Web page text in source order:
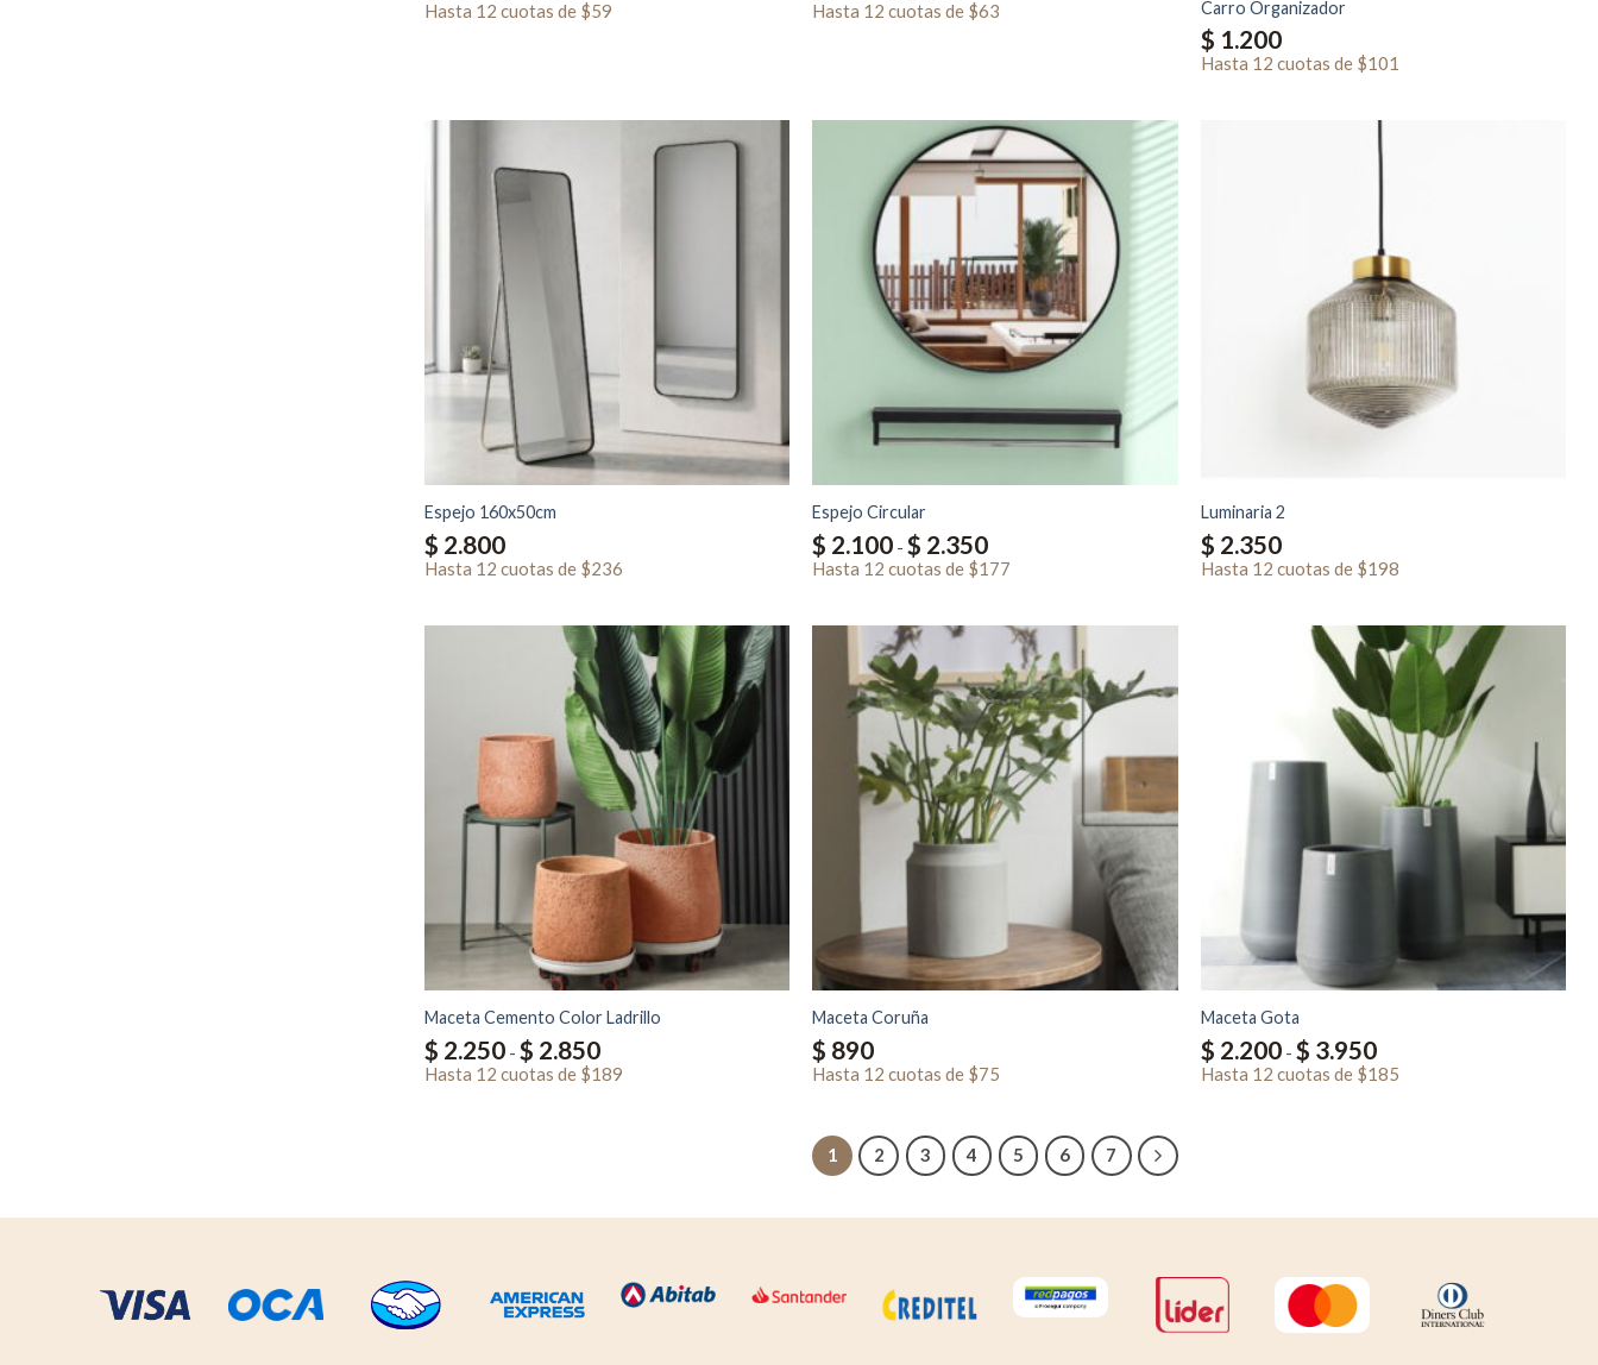
precios:
desde
Hasta 12 cuotas de $59
precios:
desde
Hasta 12 cuotas de $63 Carro Organizador
$ 1.200
Hasta 12 cuotas de $101
Espejo 160x50cm
$ 2.800
Hasta 12 cuotas de $236
Espejo Circular
$ 2.100 - $ 2.350de
precios:
$ 2.350
Hasta 12 cuotas de $177
Luminaria 2
$ 2.350
Hasta 12 cuotas de $198
Maceta Cemento Color Ladrillo
$ 2.250 - $ 2.850Rango
de
precios:
Hasta 12 cuotas de $189
Maceta Coruña
$ 890
Hasta 12 cuotas de $75
Maceta Gota
$ 2.200 - $ 3.950de
precios:
Hasta 12 cuotas de $185
1 2 3 4 5 6 7